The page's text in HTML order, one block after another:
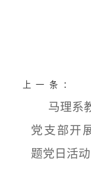
上一条：
马理系
党支部开
题党日活动